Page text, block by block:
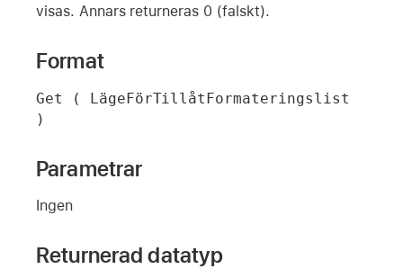
visas. Annars returneras 0 (falskt).
Format
Get ( LägeFörTillåtFormateringslist
)
Parametrar
Ingen
Returnerad datatyp